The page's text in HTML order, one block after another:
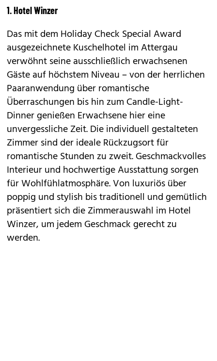
1. Hotel Winzer
Das mit dem Holiday Check Special Award
ausgezeichnete Kuschelhotel im Attergau
verwöhnt seine ausschließlich erwachsenen
Gäste auf höchstem Niveau – von der herrlichen
Paaranwendung über romantische
Überraschungen bis hin zum Candle-Light-
Dinner genießen Erwachsene hier eine
unvergessliche Zeit. Die individuell gestalteten
Zimmer sind der ideale Rückzugsort für
romantische Stunden zu zweit. Geschmackvolles
Interieur und hochwertige Ausstattung sorgen
für Wohlfühlatmosphäre. Von luxuriös über
poppig und stylish bis traditionell und gemütlich
präsentiert sich die Zimmerauswahl im Hotel
Winzer, um jedem Geschmack gerecht zu
werden.